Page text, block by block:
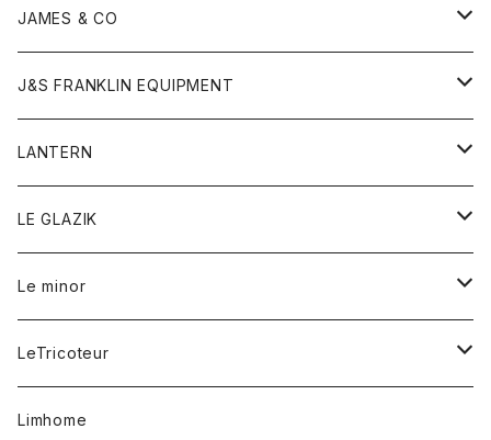
フリース
マフラー
リング
アンダーウェア
靴
バンダナ
トップス
カーディガン
ジャケット
ボトム
オーバーオール
ショートパンツ
レディース
アウター
カーディガン
ロンパース
靴
ストール
トップス
カットソー
シャツ
ボトム
オーバーオール
ショートパンツ
レディース
オーバーオール
シャツ
ワンピース
ワンピース
キッズ
トレーナー
トップス
Gジャケット
スウェット
帽子
Tシャツ
帽子
JAMES & CO
ボトム
J&S FRANKLIN EQUIPMENT
アウター
LANTERN
アウター
Tシャツ
LE GLAZIK
レディース
コート
シャツ
Le minor
ボトム
スカート
レディース
LeTricoteur
カーディガン
Limhome